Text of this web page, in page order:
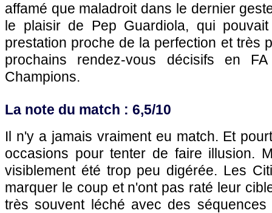
affamé que maladroit dans le dernier
le plaisir de Pep Guardiola, qui
prestation proche de la perfection et très
prochains rendez-vous décisifs en
Champions.
La note du match : 6,5/10
Il n'y a jamais vraiment eu match. Et
occasions pour tenter de faire illusion.
visiblement été trop peu digérée. Les
marquer le coup et n'ont pas raté leur
très souvent léché avec des